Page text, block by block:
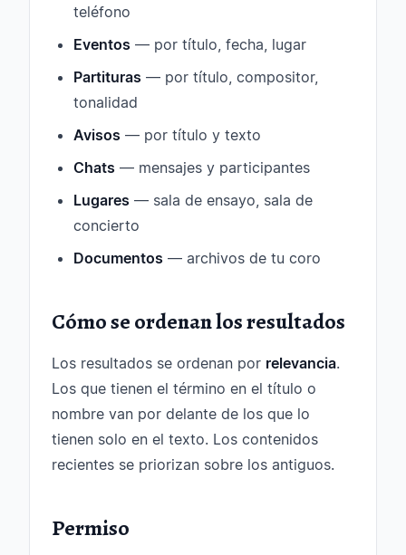
teléfono
Eventos — por título, fecha, lugar
Partituras — por título, compositor,
tonalidad
Avisos — por título y texto
Chats — mensajes y participantes
Lugares — sala de ensayo, sala de
concierto
Documentos — archivos de tu coro
Cómo se ordenan los resultados
Los resultados se ordenan por relevancia.
Los que tienen el término en el título o
nombre van por delante de los que lo
tienen solo en el texto. Los contenidos
recientes se priorizan sobre los antiguos.
Permiso